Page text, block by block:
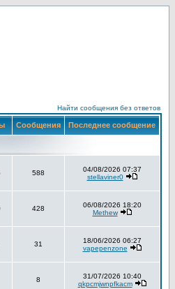
Найти сообщения без ответов
Сообщения Последнее сообщение
588
04/08/2026 07:37
stellaviner0
428
06/08/2026 18:20
Methew
31
18/06/2026 06:27
vapepenzone
8
31/07/2026 10:40
qkpcmjwnpfkacm